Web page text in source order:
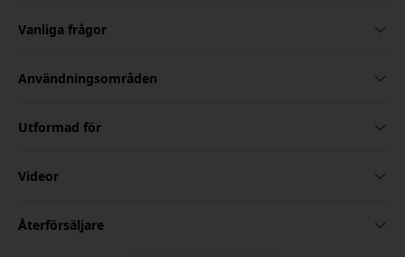
Vanliga frågor
Användningsområden
Utformad för
Videor
Återförsäljare